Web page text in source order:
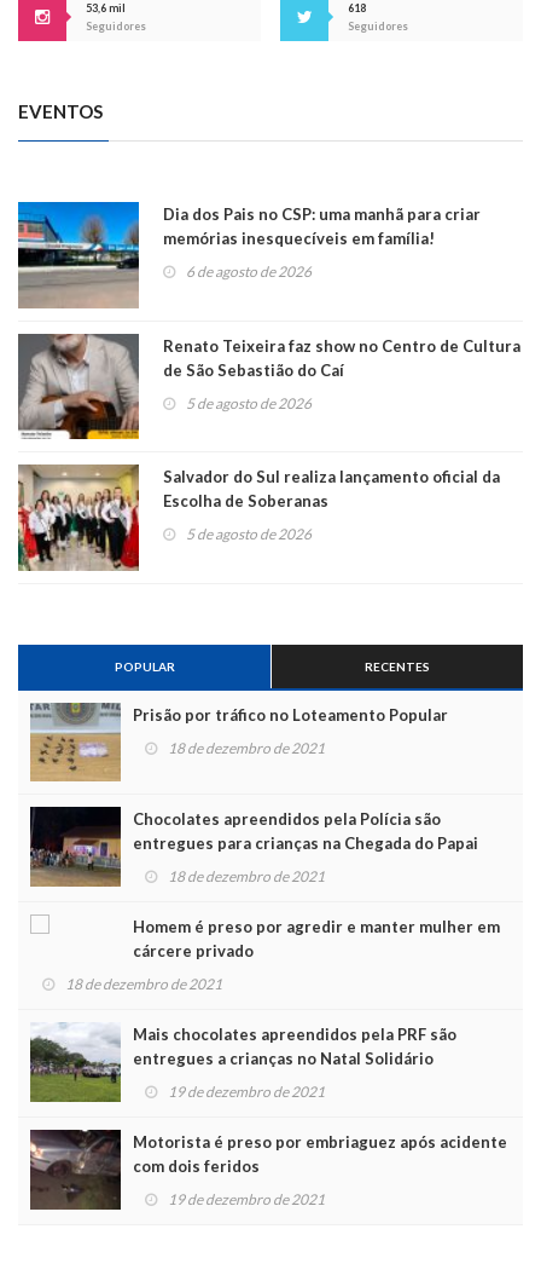
53,6 mil
Seguidores
618
Seguidores
EVENTOS
Dia dos Pais no CSP: uma manhã para criar
memórias inesquecíveis em família!
6 de agosto de 2026
Renato Teixeira faz show no Centro de Cultura
de São Sebastião do Caí
5 de agosto de 2026
Salvador do Sul realiza lançamento oficial da
Escolha de Soberanas
5 de agosto de 2026
POPULAR RECENTES
Prisão por tráfico no Loteamento Popular
18 de dezembro de 2021
Chocolates apreendidos pela Polícia são
entregues para crianças na Chegada do Papai
Noel 18 de dezembro de 2021
Homem é preso por agredir e manter mulher em
cárcere privado
18 de dezembro de 2021
Mais chocolates apreendidos pela PRF são
entregues a crianças no Natal Solidário
19 de dezembro de 2021
Motorista é preso por embriaguez após acidente
com dois feridos
19 de dezembro de 2021